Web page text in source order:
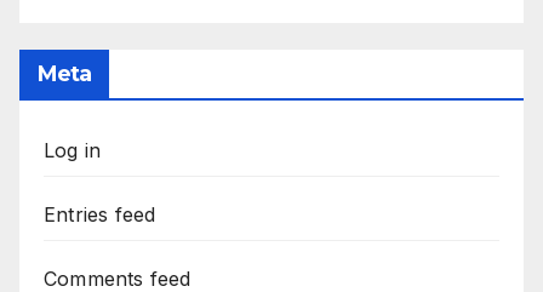
Meta
Log in
Entries feed
Comments feed